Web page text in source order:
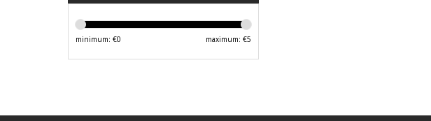
minimum: €0 maximum: €5